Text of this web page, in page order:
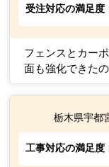
受注対応の満足度
フェンスとカー
面も強化できた
栃木県宇都
工事対応の満足度